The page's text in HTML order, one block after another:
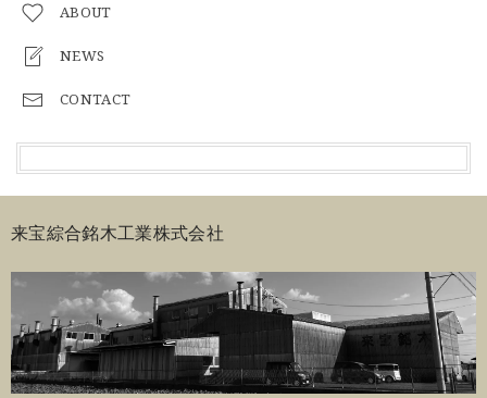
ABOUT
NEWS
CONTACT
来宝綜合銘木工業株式会社